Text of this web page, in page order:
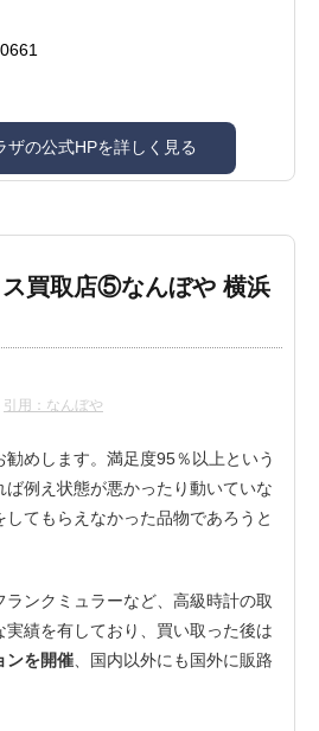
ザの公式HPを詳しく見る
買取店⑤なんぼや 横浜
引用：なんぼや
めします。満足度95％以上という
例え状態が悪かったり動いていな
てもらえなかった品物であろうと
ランクミュラーなど、高級時計の取
実績を有しており、買い取った後は
ンを開催 、国内以外にも国外に販路